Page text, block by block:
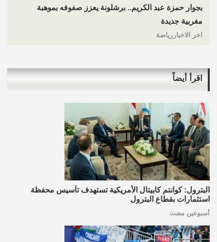
بجوار حمزة عبد الكريم.. برشلونة يعزز صفوفه بموهبة
مغربية جديدة
اخر الاخباررياضة
اقرأ أيضاً
البترول: كوانتم كابيتال الأمريكية تستهدف تأسيس محفظة
استثمارات بقطاع البترول
أسبوعين مضت